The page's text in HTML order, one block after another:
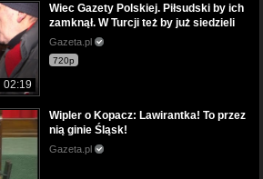
02:19
Wiec Gazety Polskiej. Piłsudski by ich
zamknął. W Turcji też by już siedzieli
Gazeta.pl
720p
Wipler o Kopacz: Lawirantka! To przez
nią ginie Śląsk!
Gazeta.pl